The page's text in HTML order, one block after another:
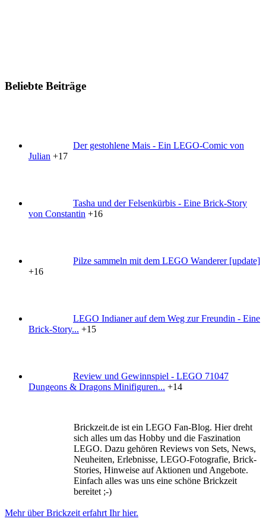
Beliebte Beiträge
Der gestohlene Mais - Ein LEGO-Comic von
Julian +17
Tasha und der Felsenkürbis - Eine Brick-Story
von Constantin +16
Pilze sammeln mit dem LEGO Wanderer [update]
+16
LEGO Indianer auf dem Weg zur Freundin - Eine
Brick-Story... +15
Review und Gewinnspiel - LEGO 71047
Dungeons & Dragons Minifiguren... +14
Brickzeit.de ist ein LEGO Fan-Blog. Hier dreht
sich alles um das Hobby und die Faszination
LEGO. Dazu gehören Reviews von Sets, News,
Neuheiten, Erlebnisse, LEGO-Fotografie, Brick-
Stories, Hinweise auf Aktionen und Angebote.
Einfach alles was uns eine schöne Brickzeit
bereitet ;-)
Mehr über Brickzeit erfahrt Ihr hier.